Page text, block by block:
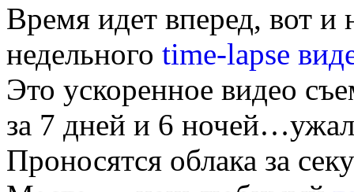
Время идет вперед, вот и
недельного time-lapse
Это ускоренное видео
за 7 дней и 6
Проносятся облака за